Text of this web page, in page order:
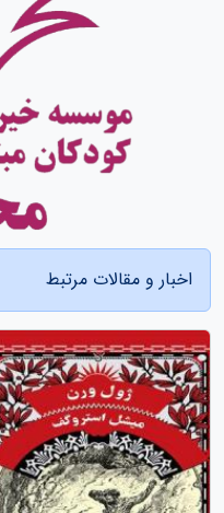
اخبار و مقالات مرتبط